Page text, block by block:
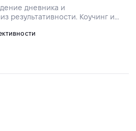
дневника и
результативности. Коучинг и